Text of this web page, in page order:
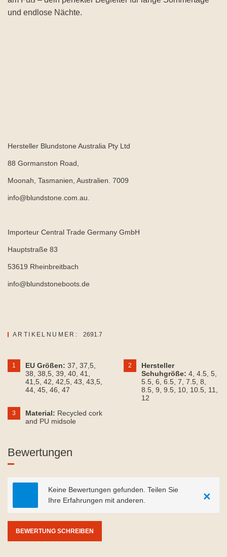
und endlose Nächte.
Hersteller Blundstone Australia Pty Ltd
88 Gormanston Road,
Moonah, Tasmanien, Australien. 7009
info@blundstone.com.au.
Importeur Central Trade Germany GmbH
Hauptstraße 83
53619 Rheinbreitbach
info@blundstoneboots.de
ARTIKELNUMER: 2691.7
1 EU Größen: 37 , 37,5
38 , 38,5 , 39 , 40 , 41
41,5 , 42 , 42,5 , 43 , 43,5
44 , 45 , 46 , 47
2
Hersteller
Schuhgröße: 4 , 4.5 , 5
5.5 , 6 , 6.5 , 7 , 7.5 , 8
8.5 , 9 , 9.5 , 10 , 10.5 , 11
12
3 Material: Recycled cork
and PU midsole
Bewertungen
Keine Bewertungen gefunden. Teilen Sie
Ihre Erfahrungen mit anderen.
×
BEWERTUNG SCHREIBEN